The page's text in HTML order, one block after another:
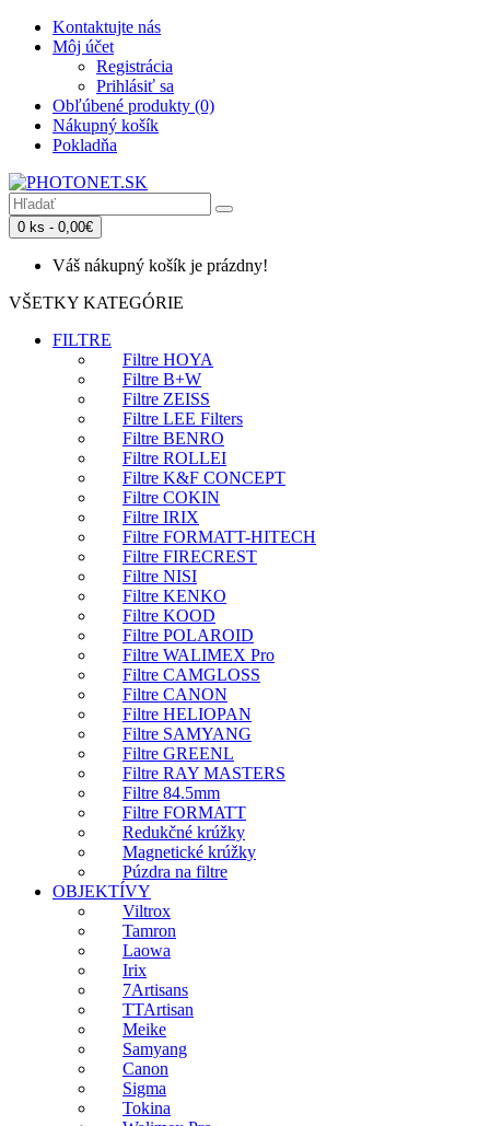
Kontaktujte nás
Môj účet
Registrácia
Prihlásiť sa
Obľúbené produkty (0)
Nákupný košík
Pokladňa
0 ks - 0,00€
Váš nákupný košík je prázdny!
VŠETKY KATEGÓRIE
FILTRE
Filtre HOYA
Filtre B+W
Filtre ZEISS
Filtre LEE Filters
Filtre BENRO
Filtre ROLLEI
Filtre K&F CONCEPT
Filtre COKIN
Filtre IRIX
Filtre FORMATT-HITECH
Filtre FIRECREST
Filtre NISI
Filtre KENKO
Filtre KOOD
Filtre POLAROID
Filtre WALIMEX Pro
Filtre CAMGLOSS
Filtre CANON
Filtre HELIOPAN
Filtre SAMYANG
Filtre GREENL
Filtre RAY MASTERS
Filtre 84.5mm
Filtre FORMATT
Redukčné krúžky
Magnetické krúžky
Púzdra na filtre
OBJEKTÍVY
Viltrox
Tamron
Laowa
Irix
7Artisans
TTArtisan
Meike
Samyang
Canon
Sigma
Tokina